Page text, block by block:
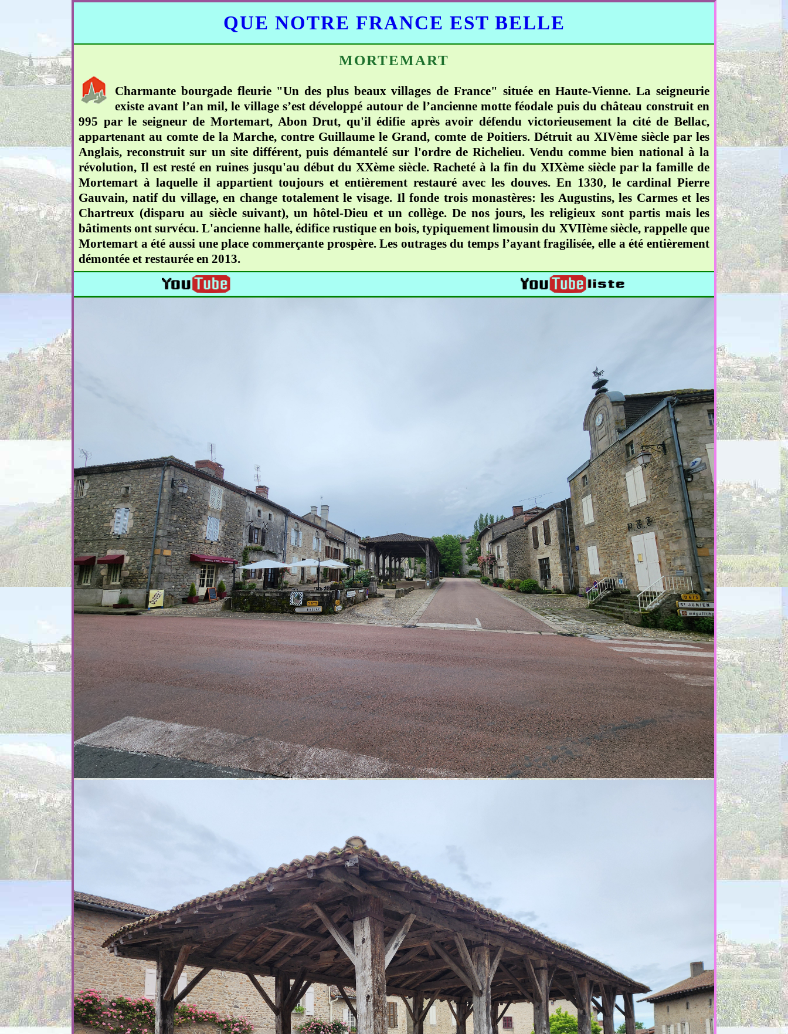
QUE NOTRE FRANCE EST BELLE
MORTEMART
Charmante bourgade fleurie "Un des plus beaux villages de France" située en Haute-Vienne. La seigneurie
existe avant l’an mil, le village s’est développé autour de l’ancienne motte féodale puis du château construit en
995 par le seigneur de Mortemart, Abon Drut, qu'il édifie après avoir défendu victorieusement la cité de Bellac,
appartenant au comte de la Marche, contre Guillaume le Grand, comte de Poitiers. Détruit au XIVème siècle par les
Anglais, reconstruit sur un site différent, puis démantelé sur l'ordre de Richelieu. Vendu comme bien national à la
révolution, Il est resté en ruines jusqu'au début du XXème siècle. Racheté à la fin du XIXème siècle par la famille de
Mortemart à laquelle il appartient toujours et entièrement restauré avec les douves. En 1330, le cardinal Pierre
Gauvain, natif du village, en change totalement le visage. Il fonde trois monastères: les Augustins, les Carmes et les
Chartreux (disparu au siècle suivant), un hôtel-Dieu et un collège. De nos jours, les religieux sont partis mais les
bâtiments ont survécu. L'ancienne halle, édifice rustique en bois, typiquement limousin du XVIIème siècle, rappelle que
Mortemart a été aussi une place commerçante prospère. Les outrages du temps l’ayant fragilisée, elle a été entièrement
démontée et restaurée en 2013.